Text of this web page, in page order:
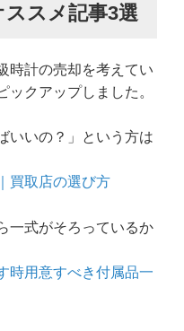
スメ記事3選
時計の売却を考えてい
ックアップしました。
いいの？」という方は
買取店の選び方
一式がそろっているか
時用意すべき付属品一